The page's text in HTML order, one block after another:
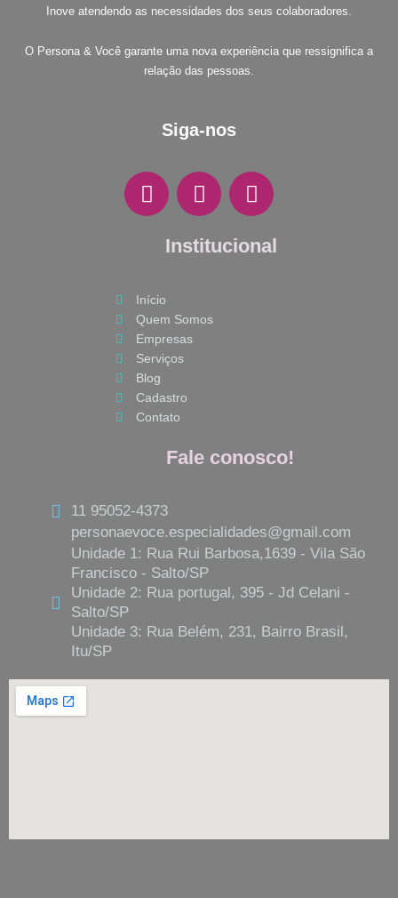
Inove atendendo as necessidades dos seus colaboradores.
O Persona & Você garante uma nova experiência que ressignifica a
relação das pessoas.
Siga-nos
F
a
o
o
k
I
n
t
r
W
h
t
Institucional
Início
Quem Somos
Empresas
Serviços
Blog
Cadastro
Contato
Fale conosco!
11 95052-4373
personaevoce.especialidades@gmail.com
Unidade 1: Rua Rui Barbosa,1639 - Vila São
Francisco - Salto/SP
Unidade 2: Rua portugal, 395 - Jd Celani -
Salto/SP
Unidade 3: Rua Belém, 231, Bairro Brasil,
Itu/SP